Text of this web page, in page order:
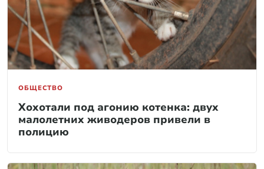
ОБЩЕСТВО
Хохотали под агонию котенка: двух
малолетних живодеров привели в
полицию